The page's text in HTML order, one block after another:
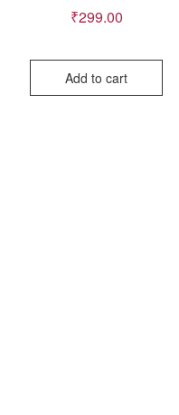
₹299.00
Add to cart